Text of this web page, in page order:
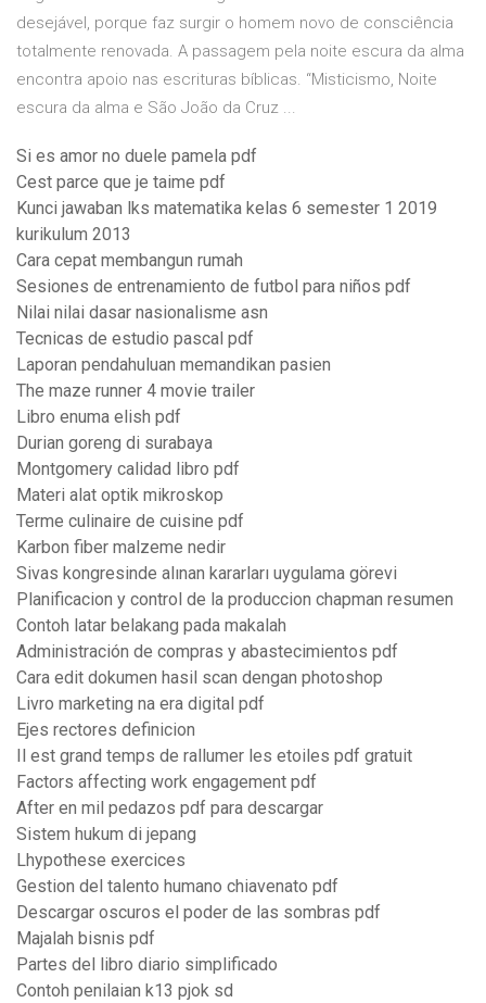
desejável, porque faz surgir o homem novo de consciência
totalmente renovada. A passagem pela noite escura da alma
encontra apoio nas escrituras bíblicas. “Misticismo, Noite
escura da alma e São João da Cruz ...
Si es amor no duele pamela pdf
Cest parce que je taime pdf
Kunci jawaban lks matematika kelas 6 semester 1 2019
kurikulum 2013
Cara cepat membangun rumah
Sesiones de entrenamiento de futbol para niños pdf
Nilai nilai dasar nasionalisme asn
Tecnicas de estudio pascal pdf
Laporan pendahuluan memandikan pasien
The maze runner 4 movie trailer
Libro enuma elish pdf
Durian goreng di surabaya
Montgomery calidad libro pdf
Materi alat optik mikroskop
Terme culinaire de cuisine pdf
Karbon fiber malzeme nedir
Sivas kongresinde alınan kararları uygulama görevi
Planificacion y control de la produccion chapman resumen
Contoh latar belakang pada makalah
Administración de compras y abastecimientos pdf
Cara edit dokumen hasil scan dengan photoshop
Livro marketing na era digital pdf
Ejes rectores definicion
Il est grand temps de rallumer les etoiles pdf gratuit
Factors affecting work engagement pdf
After en mil pedazos pdf para descargar
Sistem hukum di jepang
Lhypothese exercices
Gestion del talento humano chiavenato pdf
Descargar oscuros el poder de las sombras pdf
Majalah bisnis pdf
Partes del libro diario simplificado
Contoh penilaian k13 pjok sd